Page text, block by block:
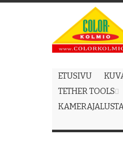
Content
ETUSIVU
TETHER TOOLS